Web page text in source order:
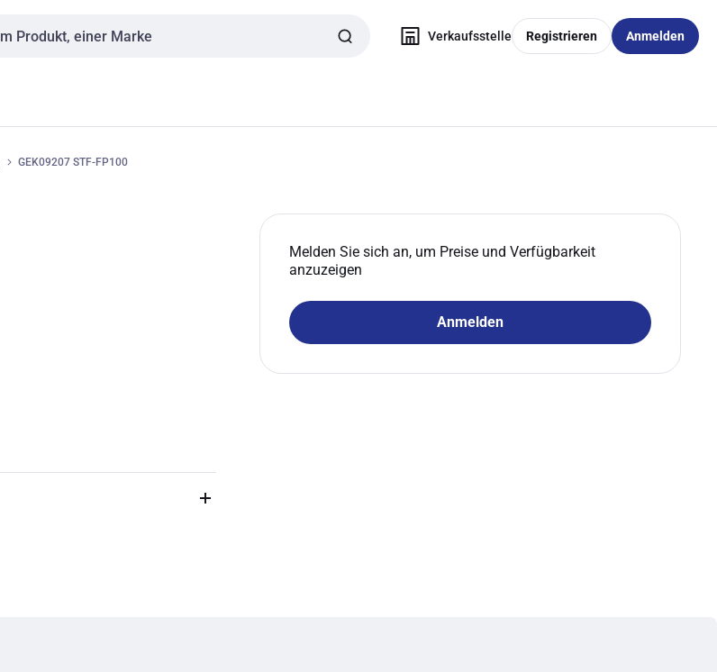
Verkaufsstelle Registrieren Anmelden
GEK09207 STF-FP100
Melden Sie sich an, um Preise und Verfügbarkeit
anzuzeigen
Anmelden